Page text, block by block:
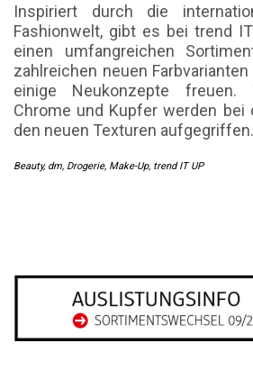
Inspiriert durch die
Fashionwelt, gibt es bei trend
einen umfangreichen
zahlreichen neuen
einige Neukonzepte freuen.
Chrome und Kupfer werden bei
den neuen Texturen
Beauty, dm, Drogerie, Make-Up, trend IT UP